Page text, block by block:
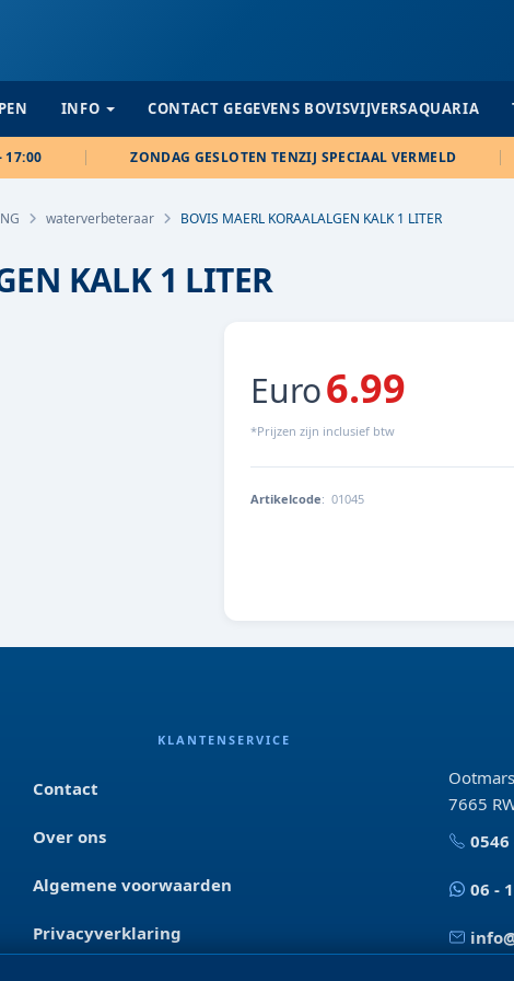
INFO CONTACT GEGEVENS BOVISVIJVERSAQUARIA
17:00 ZONDAG GESLOTEN TENZIJ SPECIAAL VERMELD
waterverbeteraar BOVIS MAERL KORAALALGEN KALK 1 LITER
KALK 1 LITER
Euro6.99
*Prijzen zijn inclusief btw
Artikelcode: 01045
KLANTENSERVICE
Contact
Over ons
Algemene voorwaarden
Privacyverklaring
7665
0546
06 -